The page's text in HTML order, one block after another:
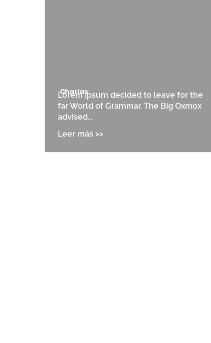
Charlas
Lorem Ipsum decided to leave for the
far World of Grammar. The Big Oxmox
advised…